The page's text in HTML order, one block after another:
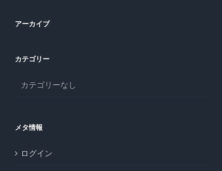
アーカイブ
カテゴリー
カテゴリーなし
メタ情報
ログイン